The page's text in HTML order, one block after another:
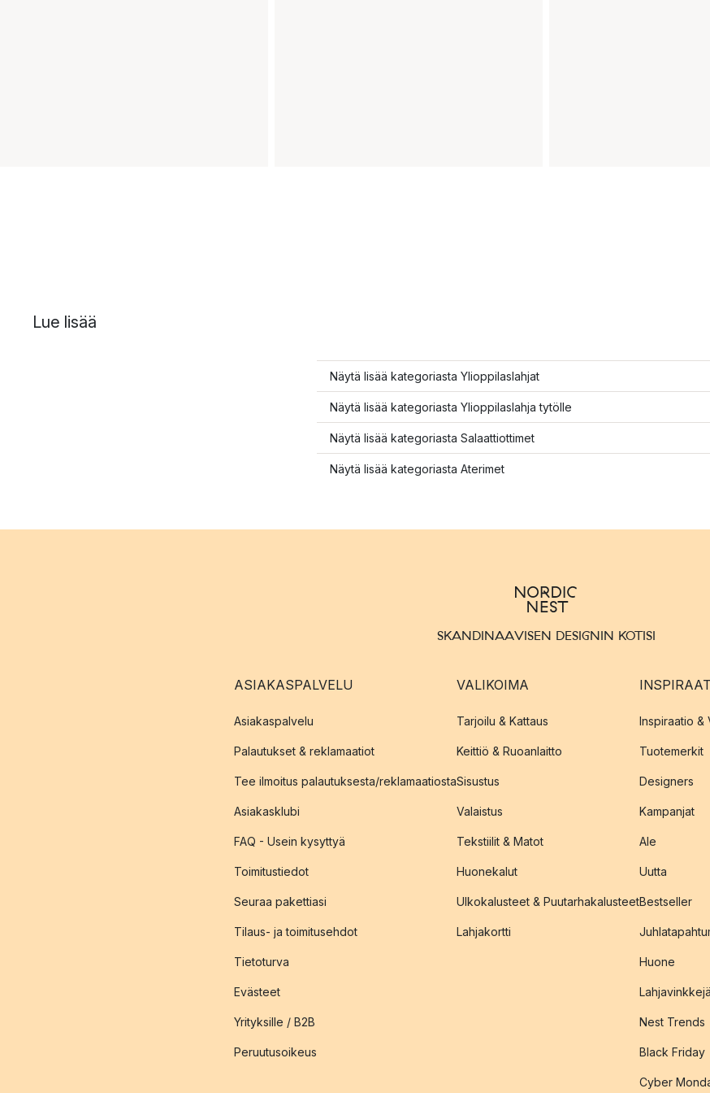
Lue lisää
Näytä lisää kategoriasta Ylioppilaslahjat
Näytä lisää kategoriasta Ylioppilaslahja tytölle
Näytä lisää kategoriasta Salaattiottimet
Näytä lisää kategoriasta Aterimet
SKANDINAAVISEN DESIGNIN KOTISI
ASIAKASPALVELU
Asiakaspalvelu
Palautukset & reklamaatiot
Tee ilmoitus palautuksesta/reklamaatiosta
Asiakasklubi
FAQ - Usein kysyttyä
Toimitustiedot
Seuraa pakettiasi
Tilaus- ja toimitusehdot
Tietoturva
Evästeet
Yrityksille / B2B
Peruutusoikeus
VALIKOIMA
Tarjoilu & Kattaus
Keittiö & Ruoanlaitto
Sisustus
Valaistus
Tekstiilit & Matot
Huonekalut
Ulkokalusteet & Puutarhakalusteet
Lahjakortti
Inspiraatio &
Tuotemerkit
Designers
Kampanjat
Ale
Uutta
Bestseller
Huone
Lahjavinkkejä
Nest Trends
Black Friday
Cyber